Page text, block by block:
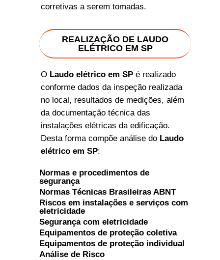
corretivas a serem tomadas.
REALIZAÇÃO DE LAUDO
ELÉTRICO EM SP
O Laudo elétrico em SPé realizado
conforme dados da inspeção realizada
no local, resultados de medições, além
da documentação técnica das
instalações elétricas da edificação.
Desta forma compõe análise do Laudo
elétrico em SP:
Normas e procedimentos de
segurança
Normas Técnicas Brasileiras ABNT
Riscos em instalações e serviços com
eletricidade
Segurança com eletricidade
Equipamentos de proteção coletiva
Equipamentos de proteção individual
Análise de Risco